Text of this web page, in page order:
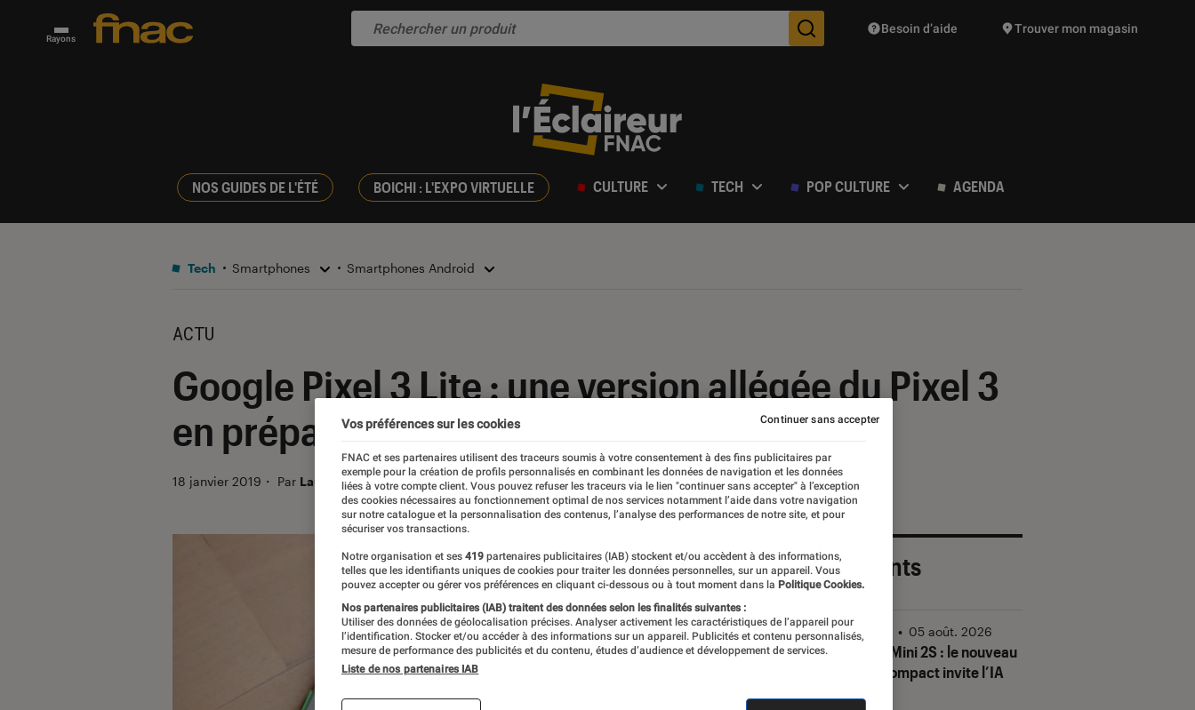
Rayons Des suggestions de produits vont vous être proposées
Besoin d’aide Trouver mon magasin
NOS GUIDES DE L'ÉTÉ BOICHI : L'EXPO VIRTUELLE CULTURE TECH POP CULTURE AGENDA
Tech Smartphones Smartphones Android
ACTU
Google Pixel 3 Lite : une version allégée du Pixel 3
en préparation ?
18 janvier 2019 ・ Par Laure Renouard
Les plus récents
DJI Mic Mini 2S : le nouveau
micro compact invite l’IA
Vidéo • 05 août. 2026
Vos préférences sur les cookies
FNAC et ses partenaires utilisent des traceurs soumis à votre consentement à des fins publicitaires par
exemple pour la création de profils personnalisés en combinant les données de navigation et les données
liées à votre compte client. Vous pouvez refuser les traceurs via le lien "continuer sans accepter" à l’exception
des cookies nécessaires au fonctionnement optimal de nos services notamment l’aide dans votre navigation
sur notre catalogue et la personnalisation des contenus, l’analyse des performances de notre site, et pour
sécuriser vos transactions.
Notre organisation et ses 419 partenaires publicitaires (IAB) stockent et/ou accèdent à des informations,
telles que les identifiants uniques de cookies pour traiter les données personnelles, sur un appareil. Vous
pouvez accepter ou gérer vos préférences en cliquant ci-dessous ou à tout moment dans la Politique Cookies.
Nos partenaires publicitaires (IAB) traitent des données selon les finalités suivantes :
Utiliser des données de géolocalisation précises. Analyser activement les caractéristiques de l’appareil pour
l’identification. Stocker et/ou accéder à des informations sur un appareil. Publicités et contenu personnalisés,
mesure de performance des publicités et du contenu, études d’audience et développement de services.
Liste de nos partenaires IAB
Continuer sans accepter